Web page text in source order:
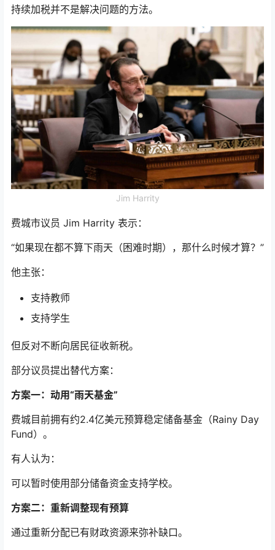
持续加税并不是解决问题的方法。
Jim Harrity
费城市议员 Jim Harrity 表示：
“如果现在都不算下雨天（困难时期），那什么时候才算？”
他主张：
支持教师
支持学生
但反对不断向居民征收新税。
部分议员提出替代方案：
方案一：动用“雨天基金”
费城目前拥有约2.4亿美元预算稳定储备基金（Rainy Day
Fund）。
有人认为：
可以暂时使用部分储备资金支持学校。
方案二：重新调整现有预算
通过重新分配已有财政资源来弥补缺口。